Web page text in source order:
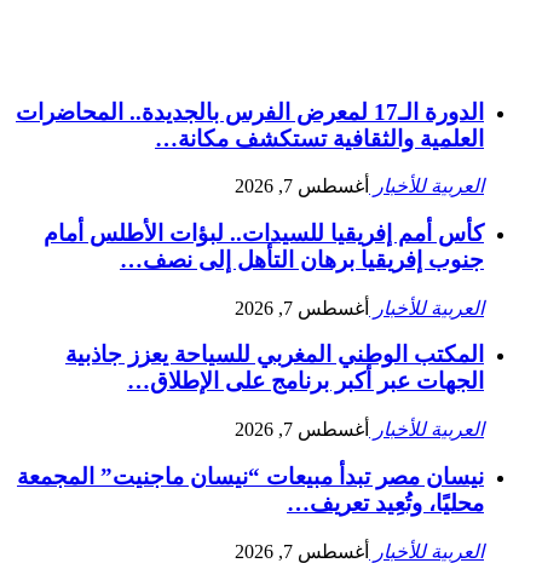
الدورة الـ17 لمعرض الفرس بالجديدة.. المحاضرات
العلمية والثقافية تستكشف مكانة…
العربية للأخبار أغسطس 7, 2026
كأس أمم إفريقيا للسيدات.. لبؤات الأطلس أمام
جنوب إفريقيا برهان التأهل إلى نصف…
العربية للأخبار أغسطس 7, 2026
المكتب الوطني المغربي للسياحة يعزز جاذبية
الجهات عبر أكبر برنامج على الإطلاق…
العربية للأخبار أغسطس 7, 2026
نيسان مصر تبدأ مبيعات “نيسان ماجنيت” المجمعة
محليًا، وتُعِيد تعريف…
العربية للأخبار أغسطس 7, 2026